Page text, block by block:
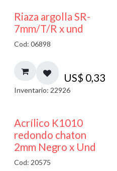
Riaza argolla SR-
7mm/T/R x und
Cod: 06898
US$ 0,33
Inventario: 22926
50% DESCUENTO
Acrílico K1010
redondo chaton
2mm Negro x Und
Cod: 20575